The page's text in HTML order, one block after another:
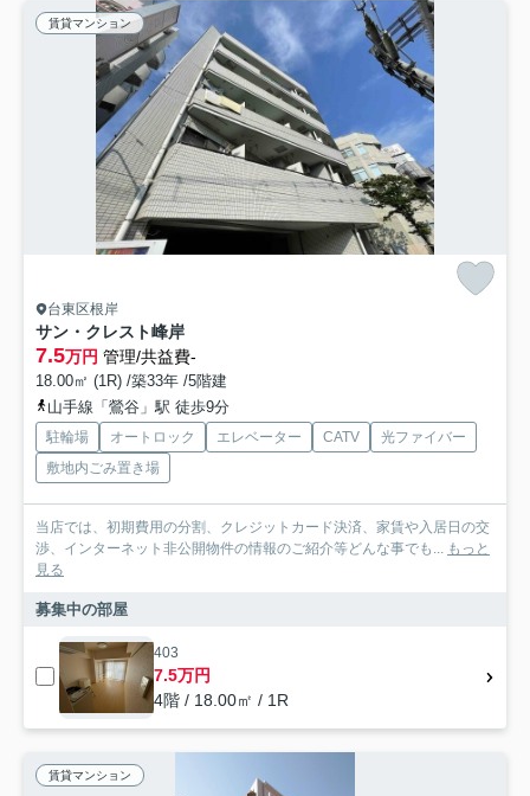
賃貸マンション
台東区根岸
サン・クレスト峰岸
7.5万円 管理/共益費-
18.00㎡ (1R) /築33年 /5階建
山手線「鶯谷」駅 徒歩9分
駐輪場 オートロック エレベーター CATV
光ファイバー
敷地内ごみ置き場
当店では、初期費用の分割、クレジットカード決済、家賃や入居日の交
渉、インターネット非公開物件の情報のご紹介等どんな事でも...
もっと
見る
募集中の部屋
403
7.5万円
4階 / 18.00㎡ / 1R
賃貸マンション